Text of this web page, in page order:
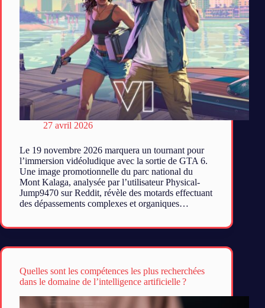
27 avril 2026
Le 19 novembre 2026 marquera un tournant pour
l’immersion vidéoludique avec la sortie de GTA 6.
Une image promotionnelle du parc national du
Mont Kalaga, analysée par l’utilisateur Physical-
Jump9470 sur Reddit, révèle des motards effectuant
des dépassements complexes et organiques…
Quelles sont les compétences les plus recherchées
dans le domaine de l’intelligence artificielle ?